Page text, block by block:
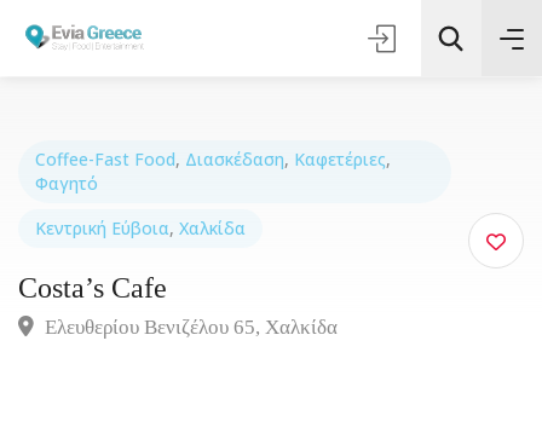
Τοποθεσία
Όλες οι Κατηγορίες
Coffee-Fast Food, Διασκέδαση, Καφετέριες,
Φαγητό
Κεντρική Εύβοια, Χαλκίδα
Costa’s Cafe
Ελευθερίου Βενιζέλου 65, Xαλκίδα